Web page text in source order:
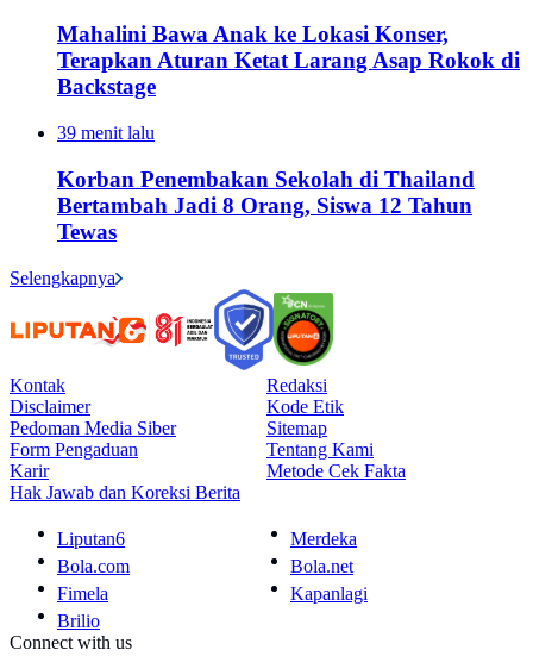
Mahalini Bawa Anak ke Lokasi Konser,
Terapkan Aturan Ketat Larang Asap Rokok di
Backstage
39 menit lalu
Korban Penembakan Sekolah di Thailand
Bertambah Jadi 8 Orang, Siswa 12 Tahun
Tewas
Selengkapnya
Kontak
Redaksi
Disclaimer
Kode Etik
Pedoman Media Siber
Sitemap
Form Pengaduan
Tentang Kami
Karir
Metode Cek Fakta
Hak Jawab dan Koreksi Berita
Liputan6
Merdeka
Bola.com
Bola.net
Fimela
Kapanlagi
Brilio
Connect with us